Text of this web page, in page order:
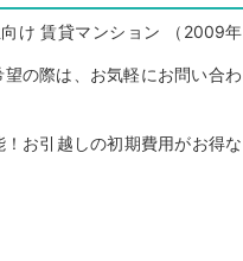
け 賃貸マンション （2009年
の際は、お気軽にお問い合わ
お引越しの初期費用がお得な